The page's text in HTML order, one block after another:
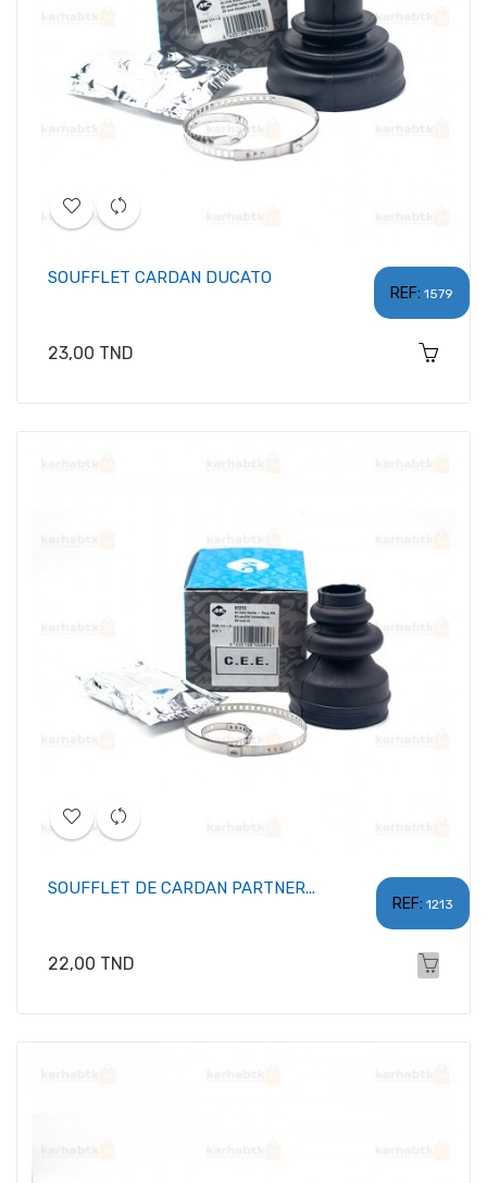
REF: 1579
SOUFFLET CARDAN DUCATO
Prix
23,00 TND
REF: 1213
SOUFFLET DE CARDAN PARTNER...
Prix
22,00 TND